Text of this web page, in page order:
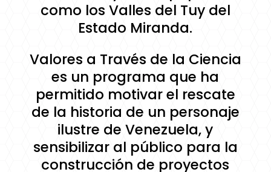
como los Valles del Tuy del
Estado Miranda.
Valores a Través de la Ciencia
es un programa que ha
permitido motivar el rescate
de la historia de un personaje
ilustre de Venezuela, y
sensibilizar al público para la
construcción de proyectos